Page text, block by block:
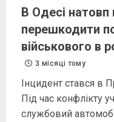
В Одесі натовп
перешкодити
військового в
3 місяці тому
Інцидент стався в
Під час конфлікту
службовий